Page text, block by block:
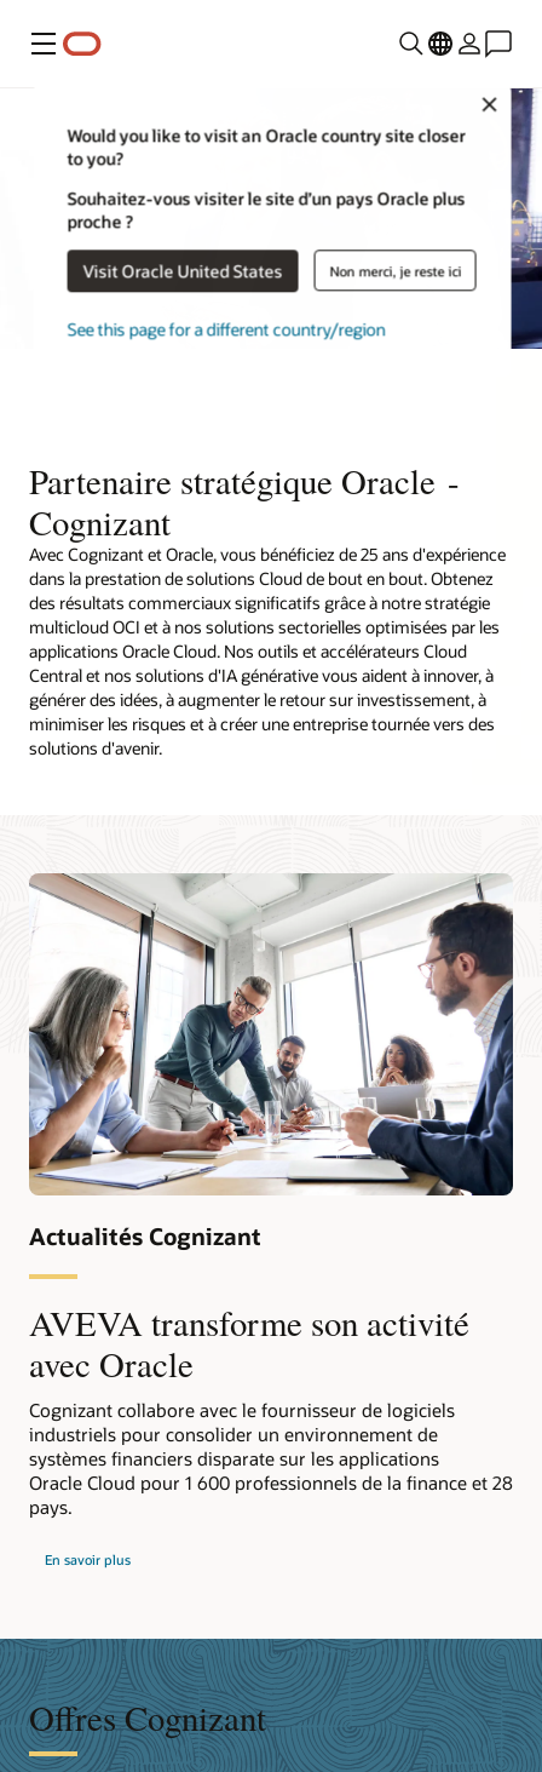
Menu
Close
Would you like to visit an Oracle country site closer
to you?
Souhaitez-vous visiter le site d’un pays Oracle plus
proche ?
Visit Oracle United States Non merci, je reste ici
See this page for a different country/region
Partenaire stratégique Oracle -
Cognizant
Avec Cognizant et Oracle, vous bénéficiez de 25 ans d'expérience
dans la prestation de solutions Cloud de bout en bout. Obtenez
des résultats commerciaux significatifs grâce à notre stratégie
multicloud OCI et à nos solutions sectorielles optimisées par les
applications Oracle Cloud. Nos outils et accélérateurs Cloud
Central et nos solutions d'IA générative vous aident à innover, à
générer des idées, à augmenter le retour sur investissement, à
minimiser les risques et à créer une entreprise tournée vers des
solutions d'avenir.
Actualités Cognizant
AVEVA transforme son activité
avec Oracle
Cognizant collabore avec le fournisseur de logiciels
industriels pour consolider un environnement de
systèmes financiers disparate sur les applications
Oracle Cloud pour 1 600 professionnels de la finance et 28
pays.
En savoir plus
Offres Cognizant